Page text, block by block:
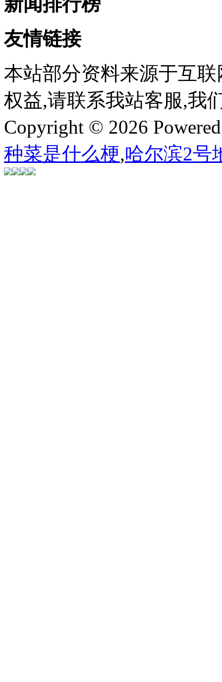
友情链接
本站部分资料来源于互
权益,请联系我站客服,我
Copyright © 2026
种菜是什么梗,哈尔滨2号